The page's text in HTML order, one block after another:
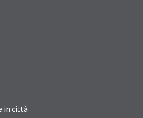
in città